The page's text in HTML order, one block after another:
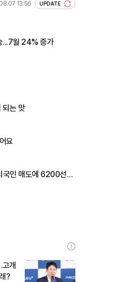
13:56 UPDATE
...7월 24% 증가
되는 맛
요
국인 매도에 6200선…
개
?